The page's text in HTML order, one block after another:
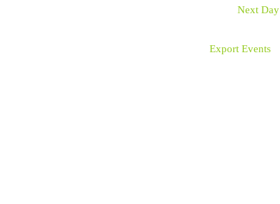
Next Day
Export Events